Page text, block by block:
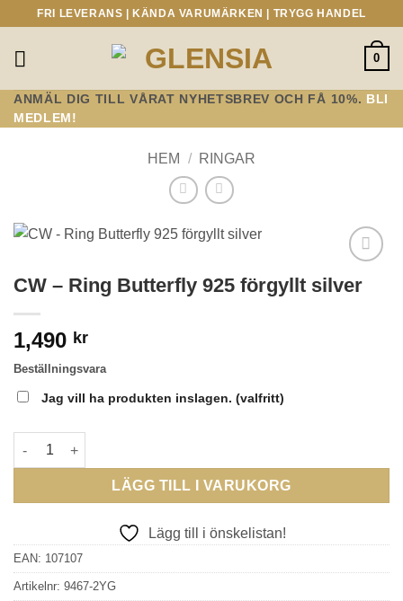
content
FRI LEVERANS | KÄNDA VARUMÄRKEN | TRYGG HANDEL
0
ANMÄL DIG TILL VÅRAT NYHETSBREV OCH FÅ 10%. BLI
MEDLEM!
HEM / RINGAR
Lägg till i
önskelistan!
CW – Ring Butterfly 925 förgyllt silver
1,490 kr
Beställningsvara
Jag vill ha produkten inslagen. (valfritt)
CW - Ring Butterfly 925 förgyllt silver mängd
LÄGG TILL I VARUKORG
Lägg till i önskelistan!
EAN: 107107
Artikelnr: 9467-2YG